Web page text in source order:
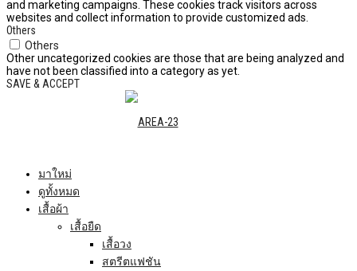
and marketing campaigns. These cookies track visitors across
websites and collect information to provide customized ads.
Others
Others
Other uncategorized cookies are those that are being analyzed and
have not been classified into a category as yet.
SAVE & ACCEPT
มาใหม่
ดูทั้งหมด
เสื้อผ้า
เสื้อยืด
เสื้อวง
สตรีตแฟชัน